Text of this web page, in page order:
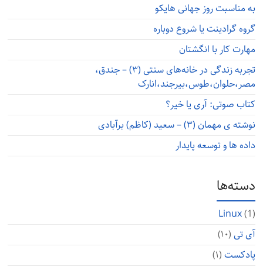
به مناسبت روز جهانی هایکو
گروه گرادینت یا شروع دوباره
مهارت کار با انگشتان
تجربه زندگی در خانه‌های سنتی (۳) – جندق،
مصر،حلوان،طوس،بیرجند،انارک
کتاب صوتی: آری یا خیر؟
نوشته ی مهمان (۳) – سعید (کاظم) برآبادی
داده ها و توسعه پایدار
دسته‌ها
Linux(1)
آی تی(۱۰)
پادکست(۱)